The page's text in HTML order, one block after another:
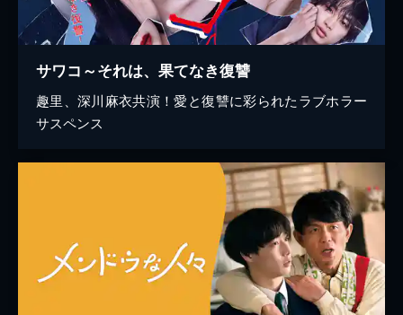
サワコ～それは、果てなき復讐
趣里、深川麻衣共演！愛と復讐に彩られたラブホラー
サスペンス